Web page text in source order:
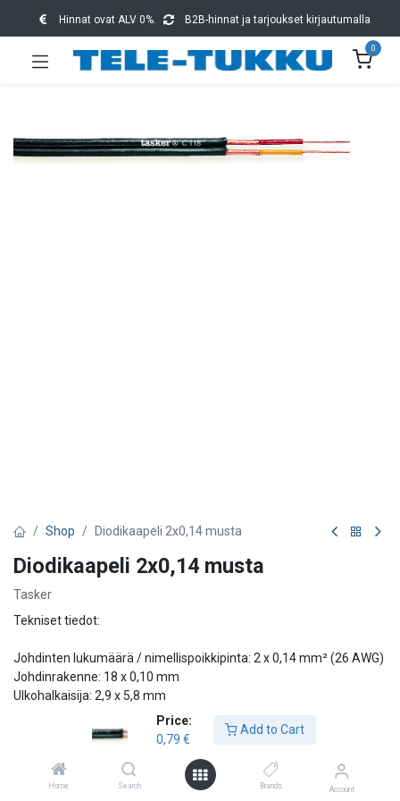
Price:
0,79 €
Add to Cart
Home Search Brands Account
Hinnat ovat ALV 0%. B2B-hinnat ja tarjoukset kirjautumalla
0
Shop Diodikaapeli 2x0,14 musta
Diodikaapeli 2x0,14 musta
Tasker
Tekniset tiedot:
Johdinten lukumäärä / nimellispoikkipinta: 2 x 0,14 mm² (26 AWG)
Johdinrakenne: 18 x 0,10 mm
Ulkohalkaisija: 2,9 x 5,8 mm
Johdineristeen halkaisija: 1,4 mm
Johtimen resistanssi: 130 Ω/km ±5 %
Kapasitanssi (johdin/johdin): 65 pF/m
Kapasitanssi (johdin/suoja): 120 pF/m